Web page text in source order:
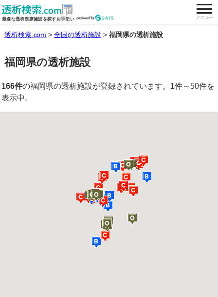
最適な透析医療施設を探すお手伝い メニュー
全国の透析施設を検索する
透析検索.com 全国の透析施設 福岡県の透析施設
福岡県の透析施設
166件の福岡県の透析施設が登録されています。1件～50件を
表示中。